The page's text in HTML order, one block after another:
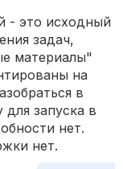
- это исходный
задач,
материалы"
на
в
запуска в
нет.
нет.